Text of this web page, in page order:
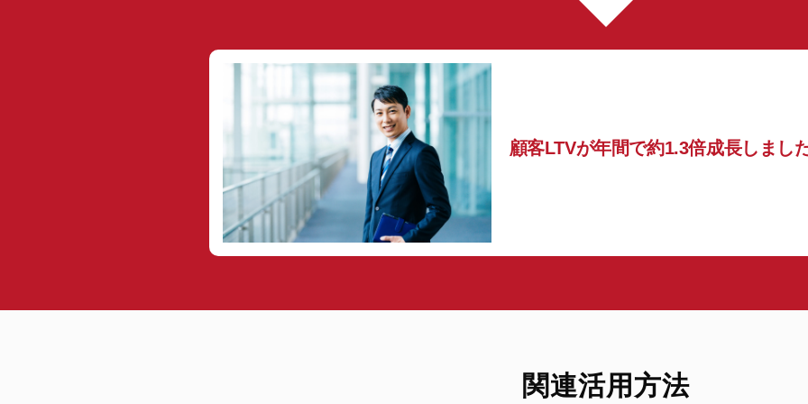
顧客LTVが年間で約1.3倍成長しまし
関連活用方法